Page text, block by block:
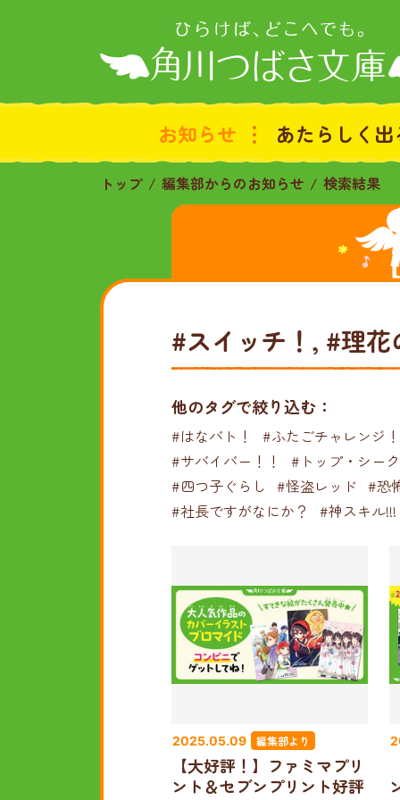
お知らせ あたらしく出
トップ 編集部からのお知らせ 検索結果
#スイッチ！, #理
他のタグで絞り込む：
#はなバト！
#ふたごチャレンジ！
#サバイバー！！
#トップ・シー
#四つ子ぐらし #怪盗レッド #恐
#社長ですがなにか？
#神スキル!!!
2025.05.09 編集部より
【大好評！】ファミマプリ
ント＆セブンプリント好評